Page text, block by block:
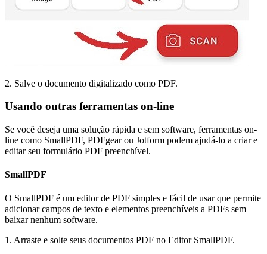
2. Salve o documento digitalizado como PDF.
Usando outras ferramentas on-line
Se você deseja uma solução rápida e sem software, ferramentas on-
line como SmallPDF, PDFgear ou Jotform podem ajudá-lo a criar e
editar seu formulário PDF preenchível.
SmallPDF
O SmallPDF é um editor de PDF simples e fácil de usar que permite
adicionar campos de texto e elementos preenchíveis a PDFs sem
baixar nenhum software.
1. Arraste e solte seus documentos PDF no Editor SmallPDF.